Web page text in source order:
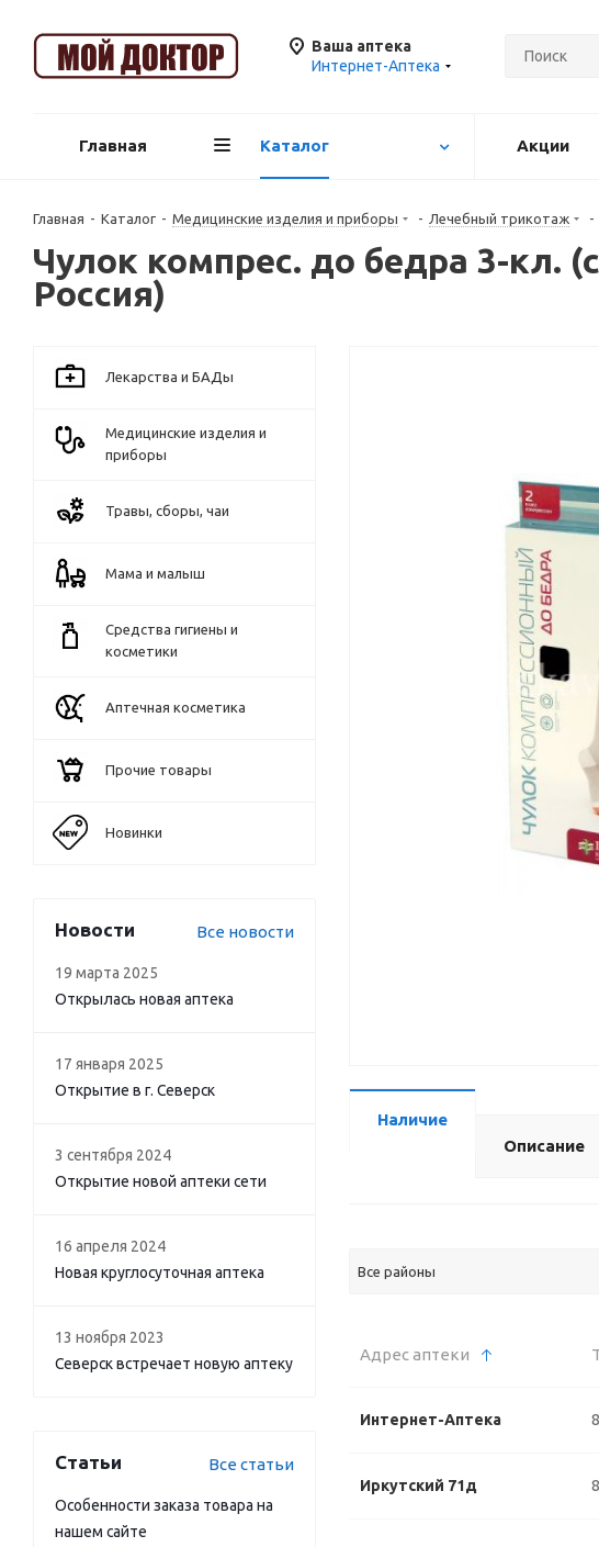
Ваша аптека
Интернет-Аптека
Главная Каталог Акции
Главная - Каталог - Медицинские изделия и приборы - Лечебный трикотаж -
Чулок компрес. до бедра 3-кл.
Россия)
Наличие
Описание
Все районы
Адрес аптеки
Интернет-Аптека
Иркутский 71д
Лекарства и БАДы
Медицинские изделия и
приборы
Травы, сборы, чаи
Мама и малыш
Средства гигиены и
косметики
Аптечная косметика
Прочие товары
Новинки
Новости Все новости
19 марта 2025
Открылась новая аптека
17 января 2025
Открытие в г. Северск
3 сентября 2024
Открытие новой аптеки сети
16 апреля 2024
Новая круглосуточная аптека
13 ноября 2023
Северск встречает новую аптеку
Статьи Все статьи
Особенности заказа товара на
нашем сайте